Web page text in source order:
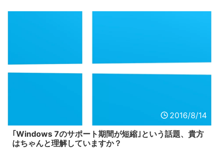
2016/8/14
｢Windows 7のサポート期間が短縮｣という話題、貴方
はちゃんと理解していますか？